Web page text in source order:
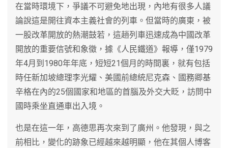
在當時環境下，爭議不可避免地出現，內地有很多人議
論說這是開往資本主義社會的列車。但當時的廣東，被
一股改革開放的熱潮鼓若，這趟列車迅速成為中國改革
開放的重要信號和象徵，據《人民鐵道》報導，僅1979
年4月到1980年年底，短短21個月的時間裏，就有包括
時任新加坡總理李光耀、美國前總統尼克森、國務卿基
辛格在內的25個國家和地區的首腦及外交大眨，訪問中
國時乘坐直通車出入境。
也是在這一年，高德思再次來到了廣州。他發現，與之
前相比，變化的跡象已經越來越明顯，他在其個人博客